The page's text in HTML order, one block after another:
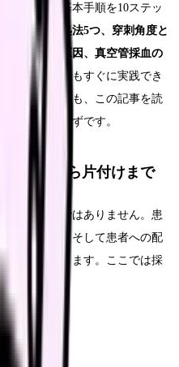
、採血の基本手順を10ステッ
ない時の対処法5つ、穿刺角度と
ンとその原因、真空管採血の
新人看護師でもすぐに実践でき
が苦手な方も、この記事を読
うになるはずです。
｜準備から片付けまで
けの手技ではありません。患
検体採取、そして患者への配
必要があります。ここでは採
解説します。
認
ク）